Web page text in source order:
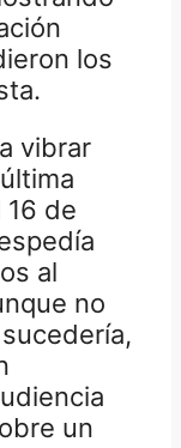
los
vibrar
16 de
al
no
un